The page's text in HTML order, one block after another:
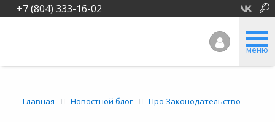
+7 (804) 333-16-02
меню
Главная Новостной блог Про Законодательство